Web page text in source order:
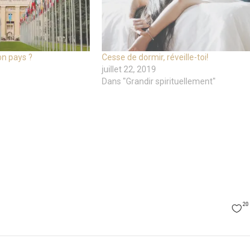
pays ?
Cesse de dormir, réveille-toi!
juillet 22, 2019
Dans "Grandir spirituellement"
20